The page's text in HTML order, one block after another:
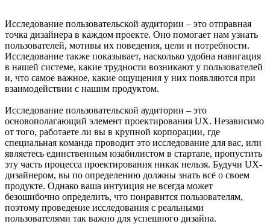
Исследование пользовательской аудитории – это отправная
точка дизайнера в каждом проекте. Оно помогает нам узнать
пользователей, мотивы их поведения, цели и потребности.
Исследование также показывает, насколько удобна навигация
в нашей системе, какие трудности возникают у пользователей
и, что самое важное, какие ощущения у них появляются при
взаимодействии с нашим продуктом.
Исследование пользовательской аудитории – это
основополагающий элемент проектирования UX. Независимо
от того, работаете ли вы в крупной корпорации, где
специальная команда проводит это исследование для вас, или
являетесь единственным юзабилистом в стартапе, пропустить
эту часть процесса проектирования никак нельзя. Будучи UX-
дизайнером, вы по определению должны знать всё о своем
продукте. Однако ваша интуиция не всегда может
безошибочно определить, что понравится пользователям,
поэтому проведение исследования с реальными
пользователями так важно для успешного дизайна.